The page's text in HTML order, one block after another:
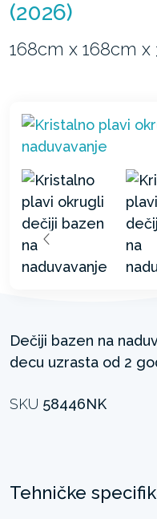
(2026)
168cm x 168cm x
Dečiji bazen na
decu uzrasta od 2
SKU 58446NK
Tehničke